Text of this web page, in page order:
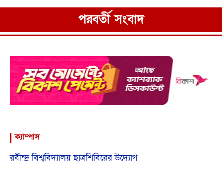
পরবর্তী সংবাদ
ক্যাম্পাস
রবীন্দ্র বিশ্ববিদ্যালয় ছাত্রশিবিরের উদ্যোগ